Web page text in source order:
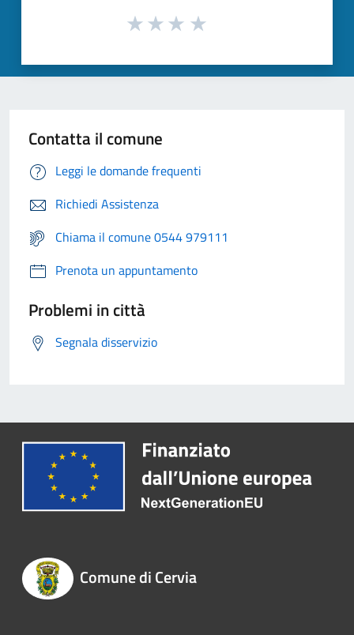
Contatta il comune
Leggi le domande frequenti
Richiedi Assistenza
Chiama il comune 0544 979111
Prenota un appuntamento
Problemi in città
Segnala disservizio
Comune di Cervia